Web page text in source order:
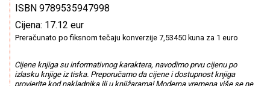
ISBN 9789535947998
Cijena: 17.12 eur
Preračunato po fiksnom tečaju konverzije 7,53450 kuna za 1 euro
Cijene knjiga su informativnog karaktera, navodimo prvu cijenu po
izlasku knjige iz tiska. Preporučamo da cijene i dostupnost knjiga
provjerite kod nakladnika ili u knjižarama! Moderna vremena više se ne